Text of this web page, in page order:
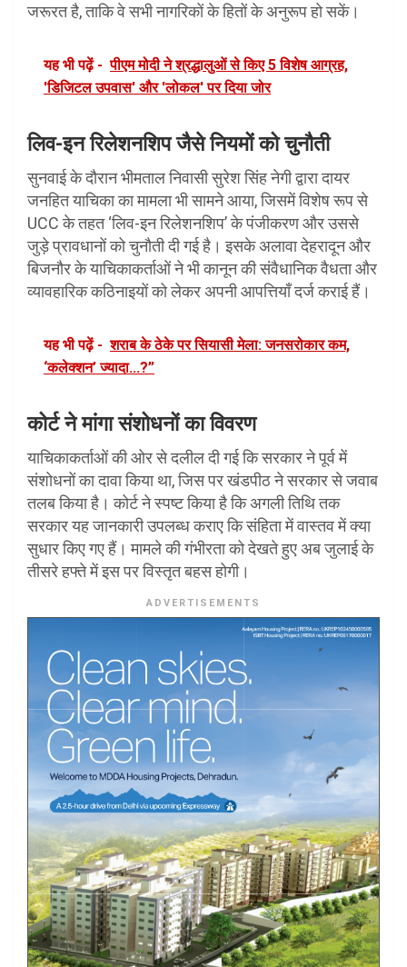
जरूरत है, ताकि वे सभी नागरिकों के हितों के अनुरूप हो सकें।
यह भी पढ़ें - पीएम मोदी ने श्रद्धालुओं से किए 5 विशेष आग्रह,
'डिजिटल उपवास' और 'लोकल' पर दिया जोर
लिव-इन रिलेशनशिप जैसे नियमों को चुनौती
सुनवाई के दौरान भीमताल निवासी सुरेश सिंह नेगी द्वारा दायर
जनहित याचिका का मामला भी सामने आया, जिसमें विशेष रूप से
UCC के तहत ‘लिव-इन रिलेशनशिप’ के पंजीकरण और उससे
जुड़े प्रावधानों को चुनौती दी गई है। इसके अलावा देहरादून और
बिजनौर के याचिकाकर्ताओं ने भी कानून की संवैधानिक वैधता और
व्यावहारिक कठिनाइयों को लेकर अपनी आपत्तियाँ दर्ज कराई हैं।
यह भी पढ़ें - शराब के ठेके पर सियासी मेला: जनसरोकार कम,
‘कलेक्शन’ ज्यादा...?”
कोर्ट ने मांगा संशोधनों का विवरण
याचिकाकर्ताओं की ओर से दलील दी गई कि सरकार ने पूर्व में
संशोधनों का दावा किया था, जिस पर खंडपीठ ने सरकार से जवाब
तलब किया है। कोर्ट ने स्पष्ट किया है कि अगली तिथि तक
सरकार यह जानकारी उपलब्ध कराए कि संहिता में वास्तव में क्या
सुधार किए गए हैं। मामले की गंभीरता को देखते हुए अब जुलाई के
तीसरे हफ्ते में इस पर विस्तृत बहस होगी।
ADVERTISEMENTS